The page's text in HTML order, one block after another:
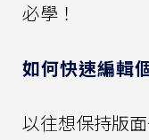
必學！
如何快速編輯
以往想保持版